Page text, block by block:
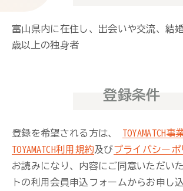
富山県内に在住し、出会いや交流、結
歳以上の独身者
登録条件
登録を希望される方は、
TOYAMATCH
TOYAMATCH利用規約 及びプライバシーポ
お読みになり、内容にご同意いただい
トの利用会員申込フォームからお申し